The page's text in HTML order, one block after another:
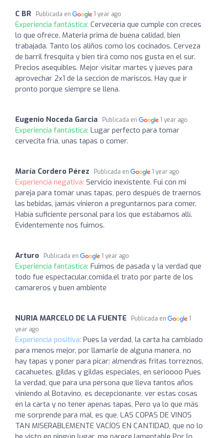
C BR Publicada en 1 year ago
Experiencia fantástica: Cervecería que cumple con creces
lo que ofrece. Materia prima de buena calidad, bien
trabajada. Tanto los aliños como los cocinados. Cerveza
de barril fresquita y bien tirá como nos gusta en el sur.
Precios asequibles. Mejor visitar martes y jueves para
aprovechar 2x1 de la sección de mariscos. Hay que ir
pronto porque siempre se llena.
Eugenio Noceda Garcia Publicada en 1 year ago
Experiencia fantástica: Lugar perfecto para tomar
cervecita fría, unas tapas o comer.
María Cordero Pérez Publicada en 1 year ago
Experiencia negativa: Servicio inexistente. Fui con mi
pareja para tomar unas tapas, pero después de traernos
las bebidas, jamás vinieron a preguntarnos para comer.
Había suficiente personal para los que estábamos allí.
Evidentemente nos fuimos.
Arturo Publicada en 1 year ago
Experiencia fantástica: Fuimos de pasada y la verdad que
todo fue espectacular,comida,el trato por parte de los
camareros y buen ambiente
NURIA MARCELO DE LA FUENTE Publicada en
1
year ago
Experiencia positiva: Pues la verdad, la carta ha cambiado
para menos mejor, por llamarle de alguna manera, no
hay tapas y poner para picar: almendras fritas torreznos,
cacahuetes, gildas y gildas especiales, en serioooo Pues
la verdad, que para una persona que lleva tantos años
viniendo al Botavino, es decepcionante, ver estas cosas
en la carta y no tener apenas tapas, Pero ya lo que más
me sorprende para mal, es que, LAS COPAS DE VINOS
TAN MISERABLEMENTE VACÍOS EN CANTIDAD, que no lo